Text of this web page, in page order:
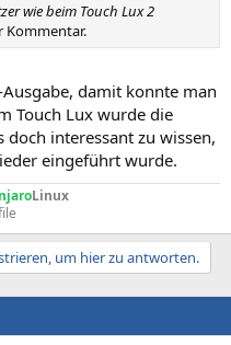
wie beim Touch Lux 2
Kommentar.
damit konnte man
Touch Lux wurde die
interessant zu wissen,
eingeführt wurde.
Linux
um hier zu antworten.